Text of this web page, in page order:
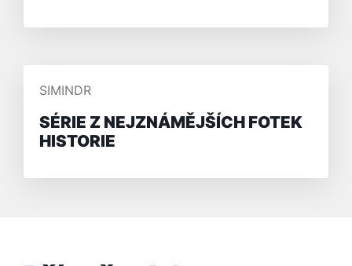
PŘIDAL/A
SIMINDR
SÉRIE Z NEJZNÁMĚJŠÍCH FOTEK
HISTORIE